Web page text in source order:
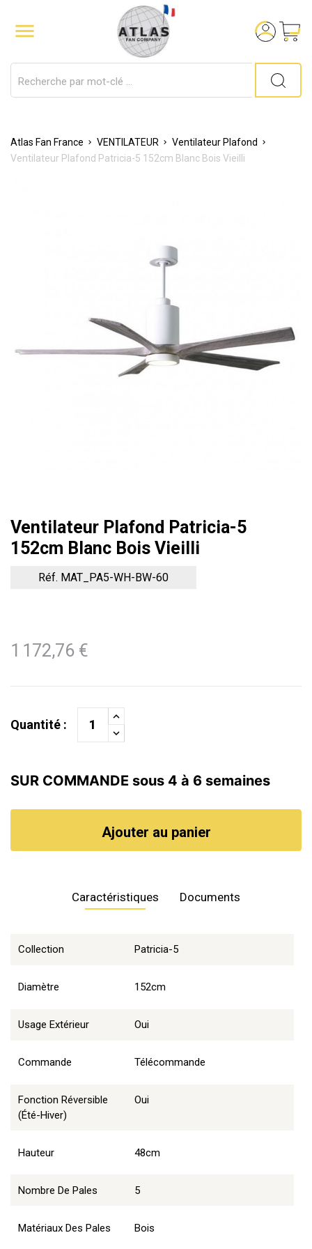

Atlas Fan France VENTILATEUR
Ventilateur Plafond
Ventilateur Plafond Patricia-5 152cm Blanc Bois Vieilli
Ventilateur Plafond Patricia-5
152cm Blanc Bois Vieilli
Réf. MAT_PA5-WH-BW-60
1 172,76 €
Quantité :
SUR COMMANDE sous 4 à 6 semaines
Ajouter au panier
Caractéristiques
Collection Patricia-5
Diamètre 152cm
Usage Extérieur Oui
Commande Télécommande
Fonction Réversible
(été-Hiver)
Oui
Hauteur 48cm
Nombre De Pales 5
Matériaux Des Pales Bois
Documents